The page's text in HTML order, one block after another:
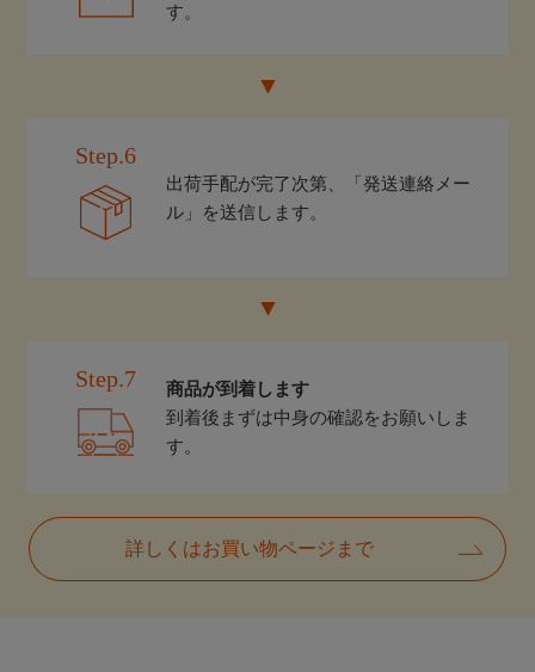
す。
Step.6
出荷手配が完了次第、「発送連絡メー
ル」を送信します。
Step.7
商品が到着します
到着後まずは中身の確認をお願いしま
す。
詳しくはお買い物ページまで